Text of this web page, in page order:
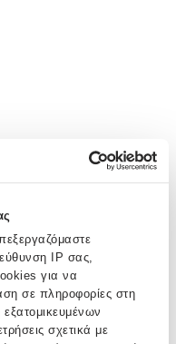
IP σας,
για να
σε πληροφορίες στη
σχετικά με